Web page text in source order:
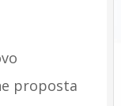
proposta